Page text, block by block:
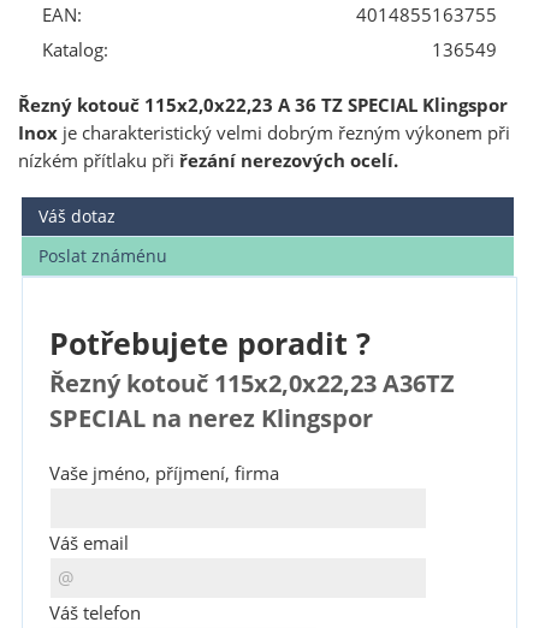
EAN:
4014855163755
Katalog:
136549
Řezný kotouč 115x2,0x22,23 A 36 TZ SPECIAL Klingspor
Inox je charakteristický velmi dobrým řezným výkonem při
nízkém přítlaku při řezání nerezových ocelí.
Váš dotaz
Poslat známénu
Potřebujete poradit ?
Řezný kotouč 115x2,0x22,23 A36TZ
SPECIAL na nerez Klingspor
Vaše jméno, příjmení, firma
Váš email
Váš telefon